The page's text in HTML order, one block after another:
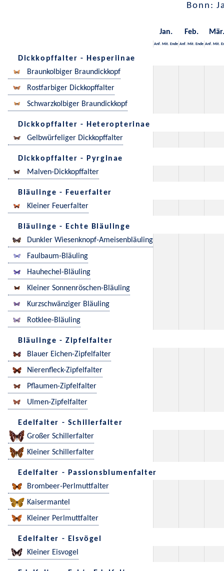
Bonn:
Jan. Feb. Mär.
Anf. Mit. Ende Anf. Mit. Ende Anf. Mit.
Dickkopffalter - Hesperiinae
Braunkolbiger Braundickkopf
Rostfarbiger Dickkopffalter
Schwarzkolbiger Braundickkopf
Dickkopffalter - Heteropterinae
Gelbwürfeliger Dickkopffalter
Dickkopffalter - Pyrginae
Malven-Dickkopffalter
Bläulinge - Feuerfalter
Kleiner Feuerfalter
Bläulinge - Echte Bläulinge
Dunkler Wiesenknopf-Ameisenbläuling
Faulbaum-Bläuling
Hauhechel-Bläuling
Kleiner Sonnenröschen-Bläuling
Kurzschwänziger Bläuling
Rotklee-Bläuling
Bläulinge - Zipfelfalter
Blauer Eichen-Zipfelfalter
Nierenfleck-Zipfelfalter
Pflaumen-Zipfelfalter
Ulmen-Zipfelfalter
Edelfalter - Schillerfalter
Großer Schillerfalter
Kleiner Schillerfalter
Edelfalter - Passionsblumenfalter
Brombeer-Perlmuttfalter
Kaisermantel
Kleiner Perlmuttfalter
Edelfalter - Eisvögel
Kleiner Eisvogel